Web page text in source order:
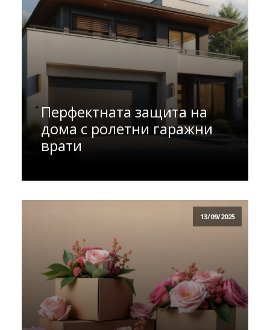
Перфектната защита на
дома с ролетни гаражни
врати
13/09/2025